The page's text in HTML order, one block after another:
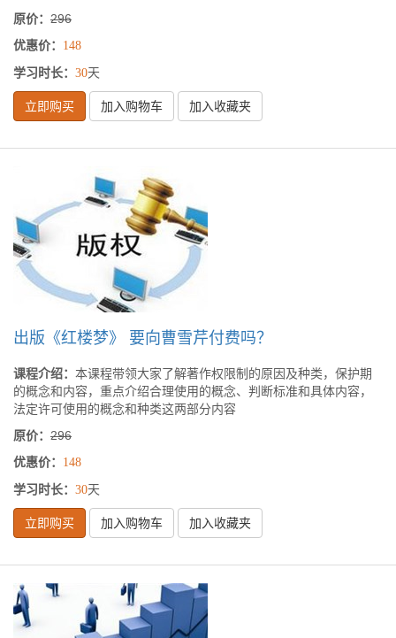
原价： 296
优惠价： 148
学习时长： 30天
立即购买 加入购物车 加入收藏夹
出版《红楼梦》 要向曹雪芹付费吗？
课程介绍： 本课程带领大家了解著作权限制的原因及种类，保护期
的概念和内容，重点介绍合理使用的概念、判断标准和具体内容，
法定许可使用的概念和种类这两部分内容
原价： 296
优惠价： 148
学习时长： 30天
立即购买 加入购物车 加入收藏夹